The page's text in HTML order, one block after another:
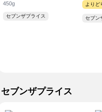
450g
セブンザプライス
よりど
セブ
セブンザプライス